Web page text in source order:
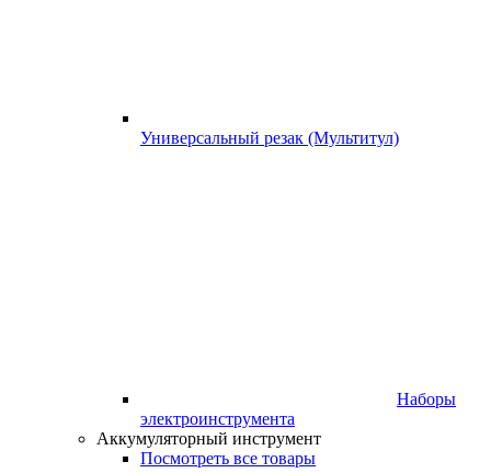
Универсальный резак (Мультитул)
Наборы
электроинструмента
Аккумуляторный инструмент
Посмотреть все товары